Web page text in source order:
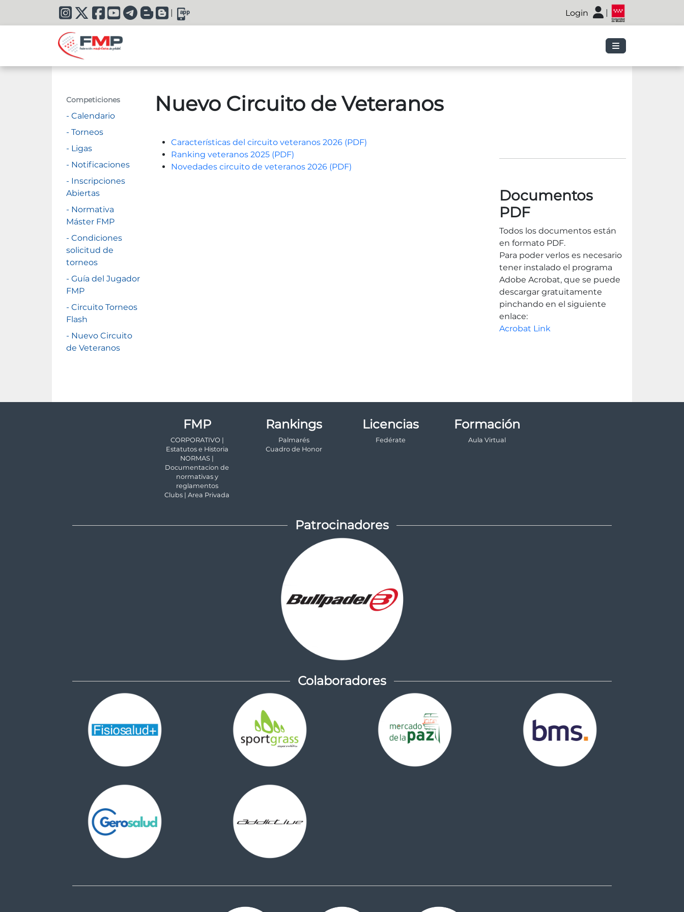
| Login |
Competiciones
- Calendario
- Torneos
- Ligas
- Notificaciones
- Inscripciones
Abiertas
- Normativa
Máster FMP
- Condiciones
solicitud de
torneos
- Guía del Jugador
FMP
- Circuito Torneos
Flash
- Nuevo Circuito
de Veteranos
Nuevo Circuito de Veteranos
Características del circuito veteranos 2026 (PDF)
Ranking veteranos 2025 (PDF)
Novedades circuito de veteranos 2026 (PDF)
Documentos
PDF
Todos los documentos están
en formato PDF.
Para poder verlos es necesario
tener instalado el programa
Adobe Acrobat, que se puede
descargar gratuitamente
pinchando en el siguiente
enlace:
Acrobat Link
FMP
CORPORATIVO |
Estatutos e Historia
NORMAS |
Documentacion de
normativas y
reglamentos
Clubs | Area Privada
Rankings
Palmarés
Cuadro de Honor
Licencias
Fedérate
Formación
Aula Virtual
Patrocinadores
Colaboradores